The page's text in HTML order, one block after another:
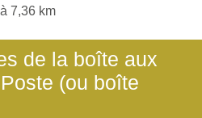
7,36 km
de la boîte aux
(ou boîte